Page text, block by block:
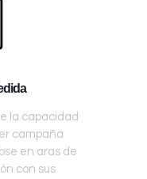
la capacidad
campaña
en aras de
con sus